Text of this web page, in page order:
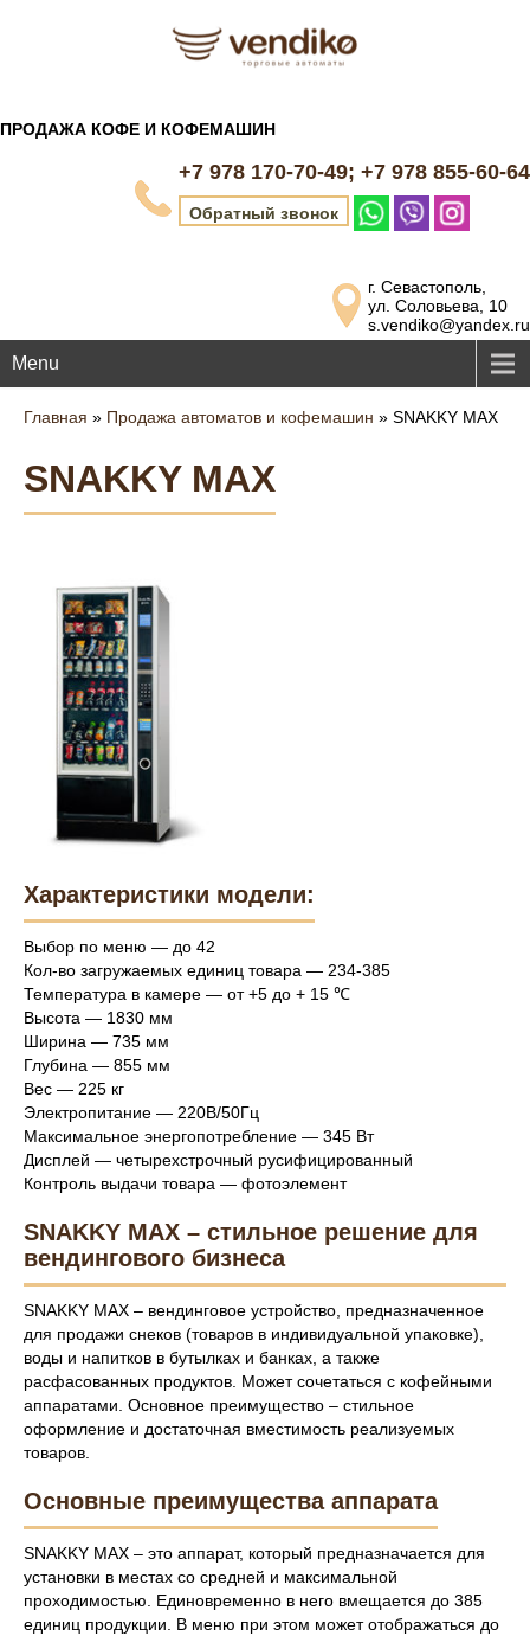
ПРОДАЖА КОФЕ И КОФЕМАШИН
+7 978 170-70-49; +7 978 855-60-64
Обратный звонок
г. Севастополь,
ул. Соловьева, 10
s.vendiko@yandex.ru
Menu
Главная » Продажа автоматов и кофемашин » SNAKKY MAX
SNAKKY MAX
Характеристики модели:
Выбор по меню — до 42
Кол-во загружаемых единиц товара — 234-385
Температура в камере — от +5 до + 15 ℃
Высота — 1830 мм
Ширина — 735 мм
Глубина — 855 мм
Вес — 225 кг
Электропитание — 220В/50Гц
Максимальное энергопотребление — 345 Вт
Дисплей — четырехстрочный русифицированный
Контроль выдачи товара — фотоэлемент
SNAKKY MAX – стильное решение для
вендингового бизнеса
SNAKKY MAX – вендинговое устройство, предназначенное
для продажи снеков (товаров в индивидуальной упаковке),
воды и напитков в бутылках и банках, а также
расфасованных продуктов. Может сочетаться с кофейными
аппаратами. Основное преимущество – стильное
оформление и достаточная вместимость реализуемых
товаров.
Основные преимущества аппарата
SNAKKY MAX – это аппарат, который предназначается для
установки в местах со средней и максимальной
проходимостью. Единовременно в него вмещается до 385
единиц продукции. В меню при этом может отображаться до